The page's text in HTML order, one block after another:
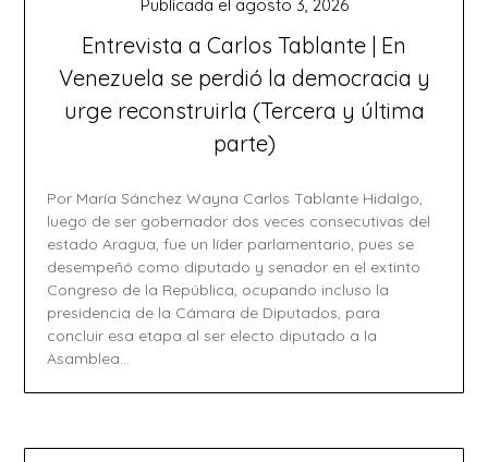
Entrevista a Carlos Tablante | En
Venezuela se perdió la democracia y
urge reconstruirla (Tercera y última
parte)
Publicada el agosto 3, 2026
Por María Sánchez Wayna Carlos Tablante Hidalgo,
luego de ser gobernador dos veces consecutivas del
estado Aragua, fue un líder parlamentario, pues se
desempeñó como diputado y senador en el extinto
Congreso de la República, ocupando incluso la
presidencia de la Cámara de Diputados, para
concluir esa etapa al ser electo diputado a la
Asamblea…